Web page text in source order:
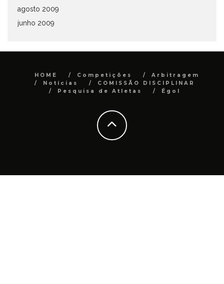
agosto 2009
junho 2009
HOME Competições
Arbitragem
Notícias
COMISSÃO DISCIPLINAR
Pesquisa de Atletas
Égol